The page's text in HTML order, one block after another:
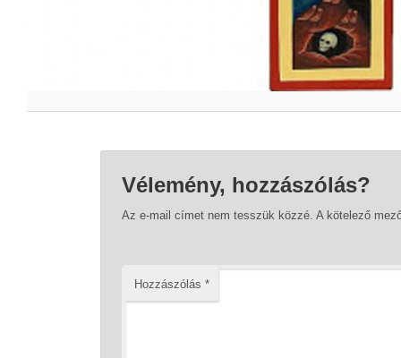
Vélemény, hozzászólás?
Az e-mail címet nem tesszük közzé. A kötelező
Hozzászólás *